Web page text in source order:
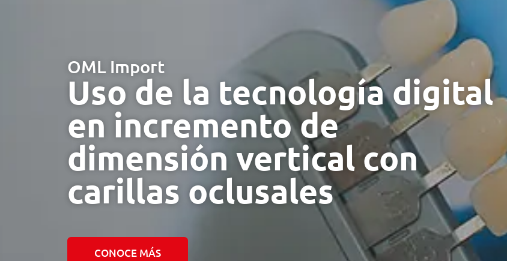
OML Import
Uso de la tecnología digital
en incremento de
dimensión vertical con
carillas oclusales
CONOCE MÁS